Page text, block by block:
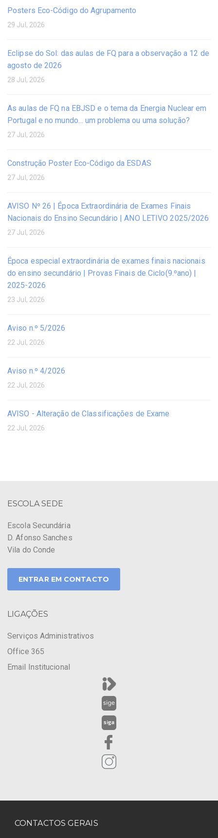
Posters Eco-Código do Agrupamento
29 Jul, 2026
Eclipse do Sol: das aulas de FQ para a observação a 12 de
agosto de 2026
28 Jul, 2026
As aulas de FQ na EBJSD e o tema da Energia Nuclear em
Portugal e no mundo… um problema ou uma solução?
27 Jul, 2026
Construção Poster Eco-Código da ESDAS
27 Jul, 2026
AVISO Nº 26 | Época Extraordinária de Exames Finais
Nacionais do Ensino Secundário | ANO LETIVO 2025/2026
27 Jul, 2026
Época especial extraordinária de exames finais nacionais
do ensino secundário | Provas Finais de Ciclo(9.ºano) |
2025-2026
23 Jul, 2026
Aviso n.º 5/2026
22 Jul, 2026
Aviso n.º 4/2026
22 Jul, 2026
AVISO - Alteração de Classificações de Exame
22 Jul, 2026
ESCOLA SEDE
Escola Secundária
D. Afonso Sanches
Vila do Conde
ENTRAR EM CONTACTO
LIGAÇÕES
Serviços Administrativos
Office 365
Email Institucional
CONTACTOS GERAIS